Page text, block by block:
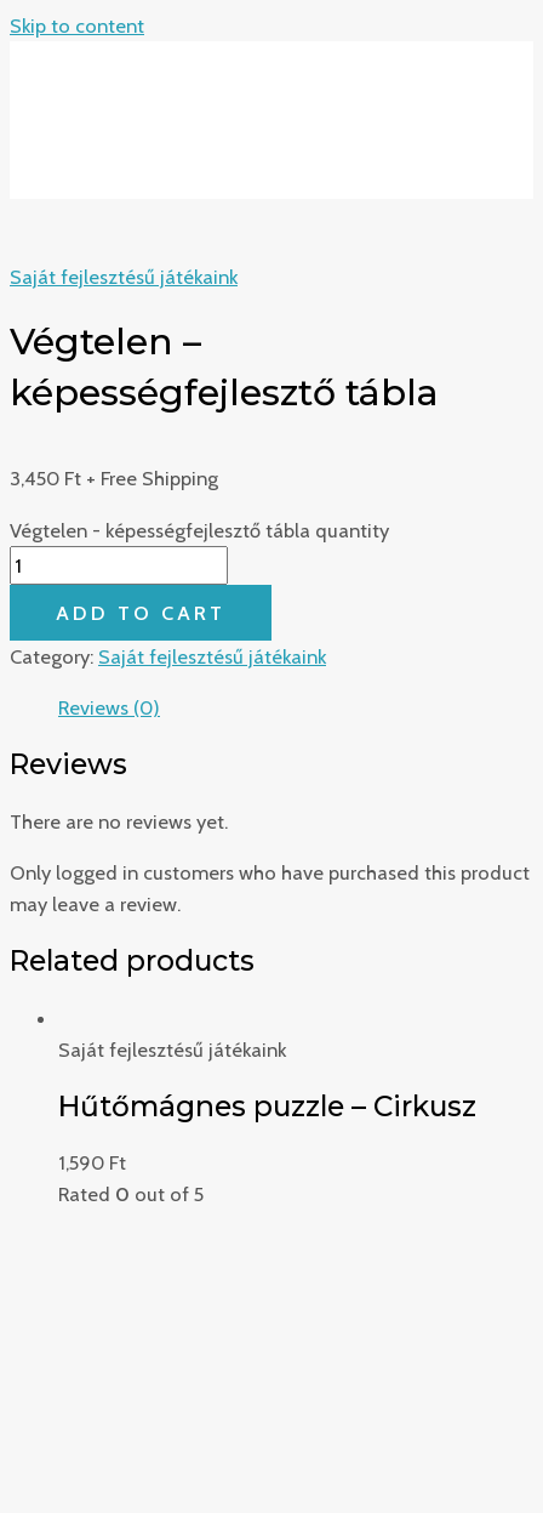
Skip to content
Saját fejlesztésű játékaink
Végtelen –
képességfejlesztő tábla
3,450 Ft + Free Shipping
Végtelen - képességfejlesztő tábla quantity
ADD TO CART
Category: Saját fejlesztésű játékaink
Reviews (0)
Reviews
There are no reviews yet.
Only logged in customers who have purchased this product
may leave a review.
Related products
Saját fejlesztésű játékaink
Hűtőmágnes puzzle – Cirkusz
1,590 Ft
Rated 0 out of 5